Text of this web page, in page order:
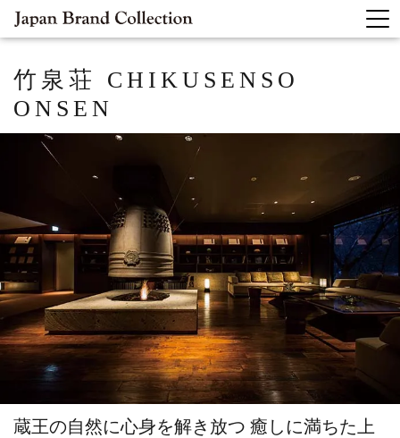
竹泉荘 CHIKUSENSO
ONSEN
蔵王の自然に心身を解き放つ 癒しに満ちた上